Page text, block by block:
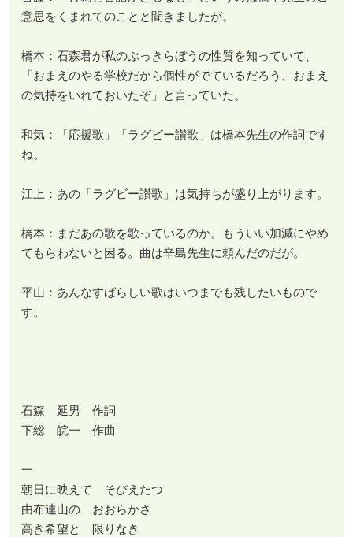
意思をくまれてのことと聞きましたが。
橋本：石森君が私のぶっきらぼうの性質を知っていて、
「おまえのやる学校だから個性がでているだろう、おまえ
の気持をいれておいたぞ」と言っていた。
和気：「応援歌」「ラグビー讃歌」は橋本先生の作詞です
ね。
江上：あの「ラグビー讃歌」は気持ちが盛り上がります。
橋本：まだあの歌を歌っているのか。もういい加減にやめ
てもらわないと困る。曲は辛島先生に頼んだのだが。
平山：あんなすばらしい歌はいつまでも残したいもので
す。
石森 延男 作詞
下総 皖一 作曲
一
朝日に映えて そびえたつ
由布連山の おおらかさ
高き希望と 限りなき